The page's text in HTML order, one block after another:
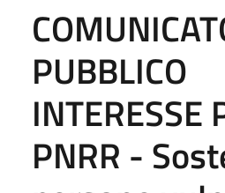
PUBBLICO
PNRR -